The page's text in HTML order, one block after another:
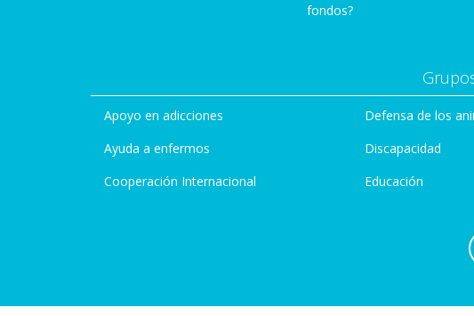
fondos?
Apoyo en adicciones
Ayuda a enfermos
Cooperación Internacional
Defensa de los
Discapacidad
Educación